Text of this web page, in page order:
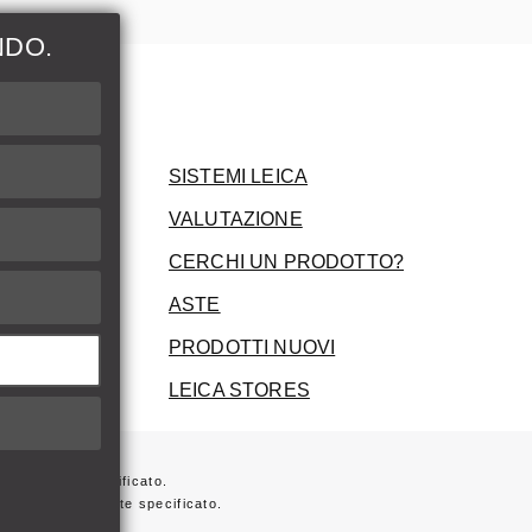
SISTEMI LEICA
VALUTAZIONE
CERCHI UN PRODOTTO?
ASTE
PRODOTTI NUOVI
LEICA STORES
specificato.
non diversamente specificato.
sulla fattura.